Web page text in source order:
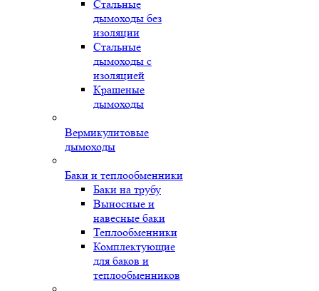
Стальные
дымоходы без
изоляции
Стальные
дымоходы с
изоляцией
Крашеные
дымоходы
Вермикулитовые
дымоходы
Баки и теплообменники
Баки на трубу
Выносные и
навесные баки
Теплообменники
Комплектующие
для баков и
теплообменников